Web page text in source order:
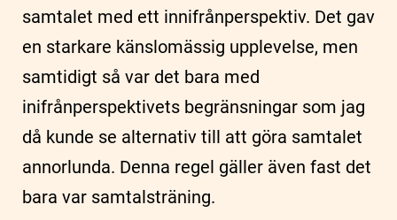
samtalet med ett innifrånperspektiv. Det gav
en starkare känslomässig upplevelse, men
samtidigt så var det bara med
inifrånperspektivets begränsningar som jag
då kunde se alternativ till att göra samtalet
annorlunda. Denna regel gäller även fast det
bara var samtalsträning.